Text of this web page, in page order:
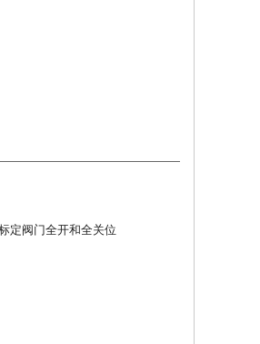
定阀门全开和全关位